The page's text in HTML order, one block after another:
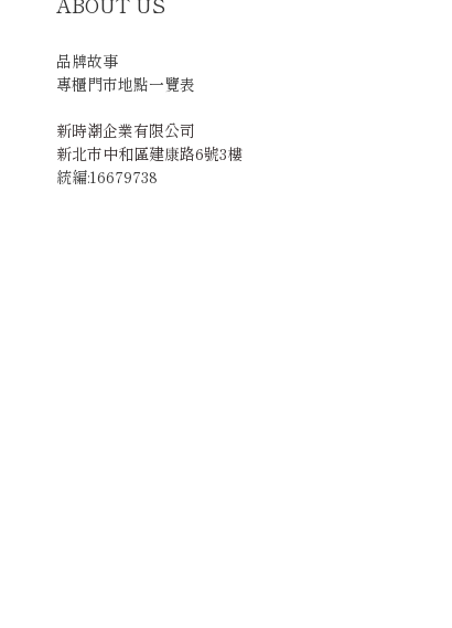
品牌故事
專櫃門市地點一覽表
新時潮企業有限公司
新北市中和區建康路6號3樓
統編:16679738